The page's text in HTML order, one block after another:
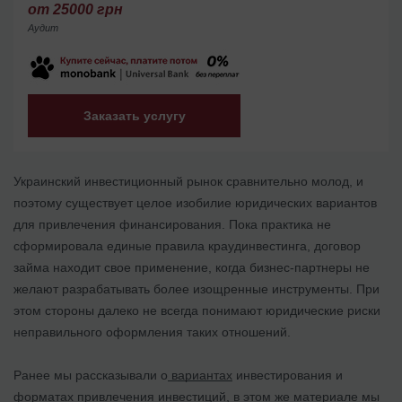
от 25000 грн
Аудит
Заказать услугу
Украинский инвестиционный рынок сравнительно молод, и
поэтому существует целое изобилие юридических вариантов
для привлечения финансирования. Пока практика не
сформировала единые правила краудинвестинга, договор
займа находит свое применение, когда бизнес-партнеры не
желают разрабатывать более изощренные инструменты. При
этом стороны далеко не всегда понимают юридические риски
неправильного оформления таких отношений.
Ранее мы рассказывали о вариантах инвестирования и
форматах привлечения инвестиций, в этом же материале мы